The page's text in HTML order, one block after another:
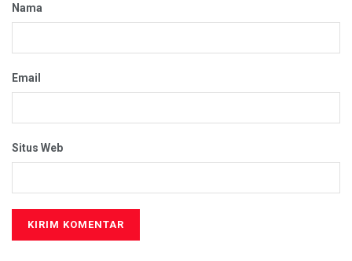
Nama
Email
Situs Web